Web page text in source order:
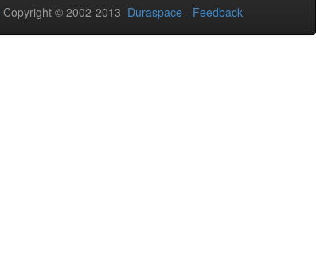
Copyright © 2002-2013 Duraspace - Feedback